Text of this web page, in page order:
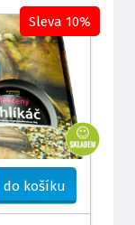
do košíku
Sleva 10%